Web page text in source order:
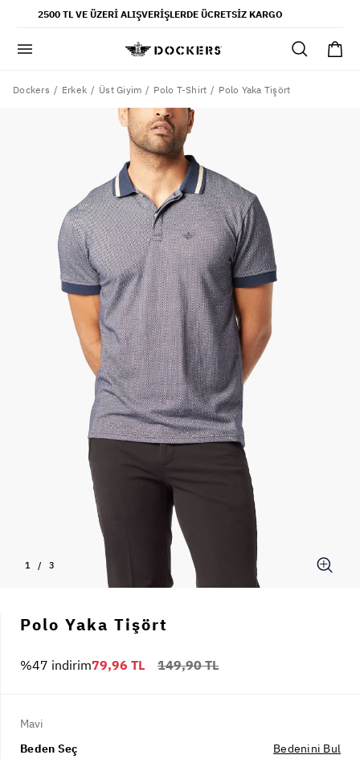
2500 TL VE ÜZERI ALIŞVERIŞLERDE ÜCRETSIZ KARGO
gömlek
şort
ultimate chino pantolon
SAYFALAR
yaz koleksiyonu
ofis tarzı
Dockers Erkek Üst Giyim Polo T-Shirt Polo Yaka Tişört
1 / 3
Polo Yaka Tişört
149,90 TL
%47 indirim79,96 TL
Mavi
Beden Seç
Bedenini Bul